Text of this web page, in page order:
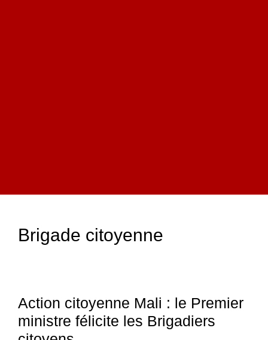
Brigade citoyenne
Action citoyenne Mali : le Premier
ministre félicite les Brigadiers